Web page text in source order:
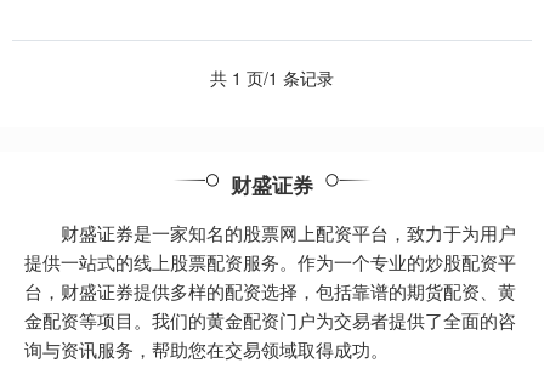
共 1 页/1 条记录
财盛证券
财盛证券是一家知名的股票网上配资平台，致力于为用户
提供一站式的线上股票配资服务。作为一个专业的炒股配资平
台，财盛证券提供多样的配资选择，包括靠谱的期货配资、黄
金配资等项目。我们的黄金配资门户为交易者提供了全面的咨
询与资讯服务，帮助您在交易领域取得成功。